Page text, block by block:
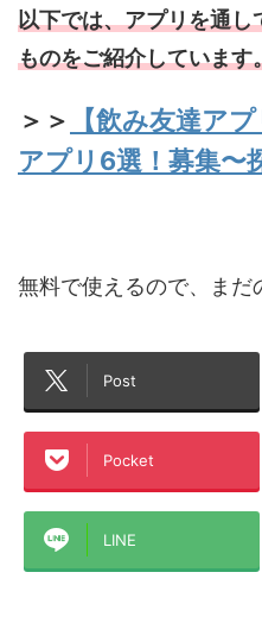
以下では、アプリを通
ものをご紹介しています
＞＞
【飲み友達ア
アプリ6選！募集〜
無料で使えるので、まだ
Post
Pocket
LINE